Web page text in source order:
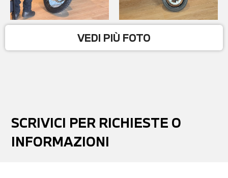
VEDI PIÙ FOTO
SCRIVICI PER RICHIESTE O
INFORMAZIONI